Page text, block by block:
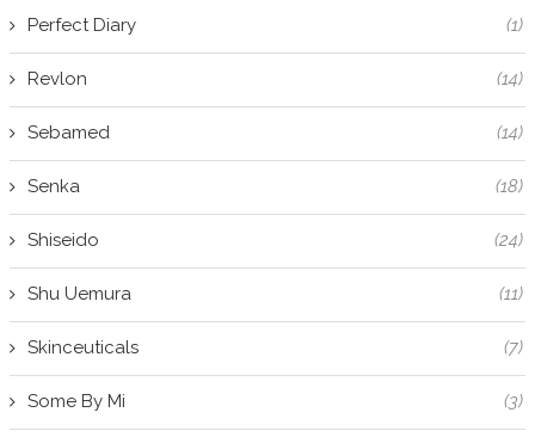
Perfect Diary (1)
Revlon (14)
Sebamed (14)
Senka (18)
Shiseido (24)
Shu Uemura (11)
Skinceuticals (7)
Some By Mi (3)